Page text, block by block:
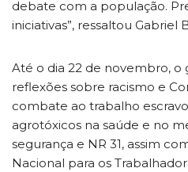
debate com a população.
iniciativas”, ressaltou Gabriel
Até o dia 22 de novembro, o
reflexões sobre racismo e
combate ao trabalho
agrotóxicos na saúde e no
segurança e NR 31, assim
Nacional para os